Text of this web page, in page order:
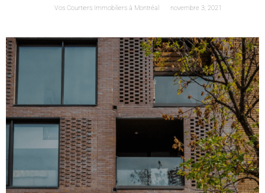
Vos Courtiers Immobiliers à Montréal novembre 3, 2021